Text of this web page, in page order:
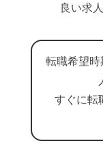
良い求
転職希望時
すぐに転